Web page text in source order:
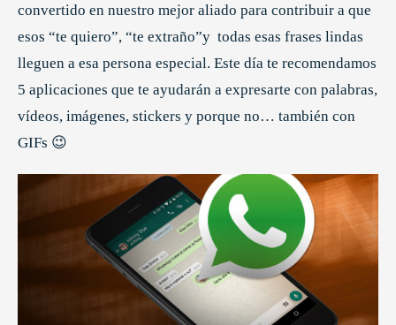
convertido en nuestro mejor aliado para contribuir a que
esos “te quiero”, “te extraño”y todas esas frases lindas
lleguen a esa persona especial. Este día te recomendamos
5 aplicaciones que te ayudarán a expresarte con palabras,
vídeos, imágenes, stickers y porque no… también con
GIFs 😉